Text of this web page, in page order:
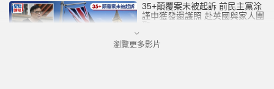
35+顛覆案未被起訴 前民主黨涂
謹申獲發還護照 赴英國與家人團
港聞
瀏覽更多影片